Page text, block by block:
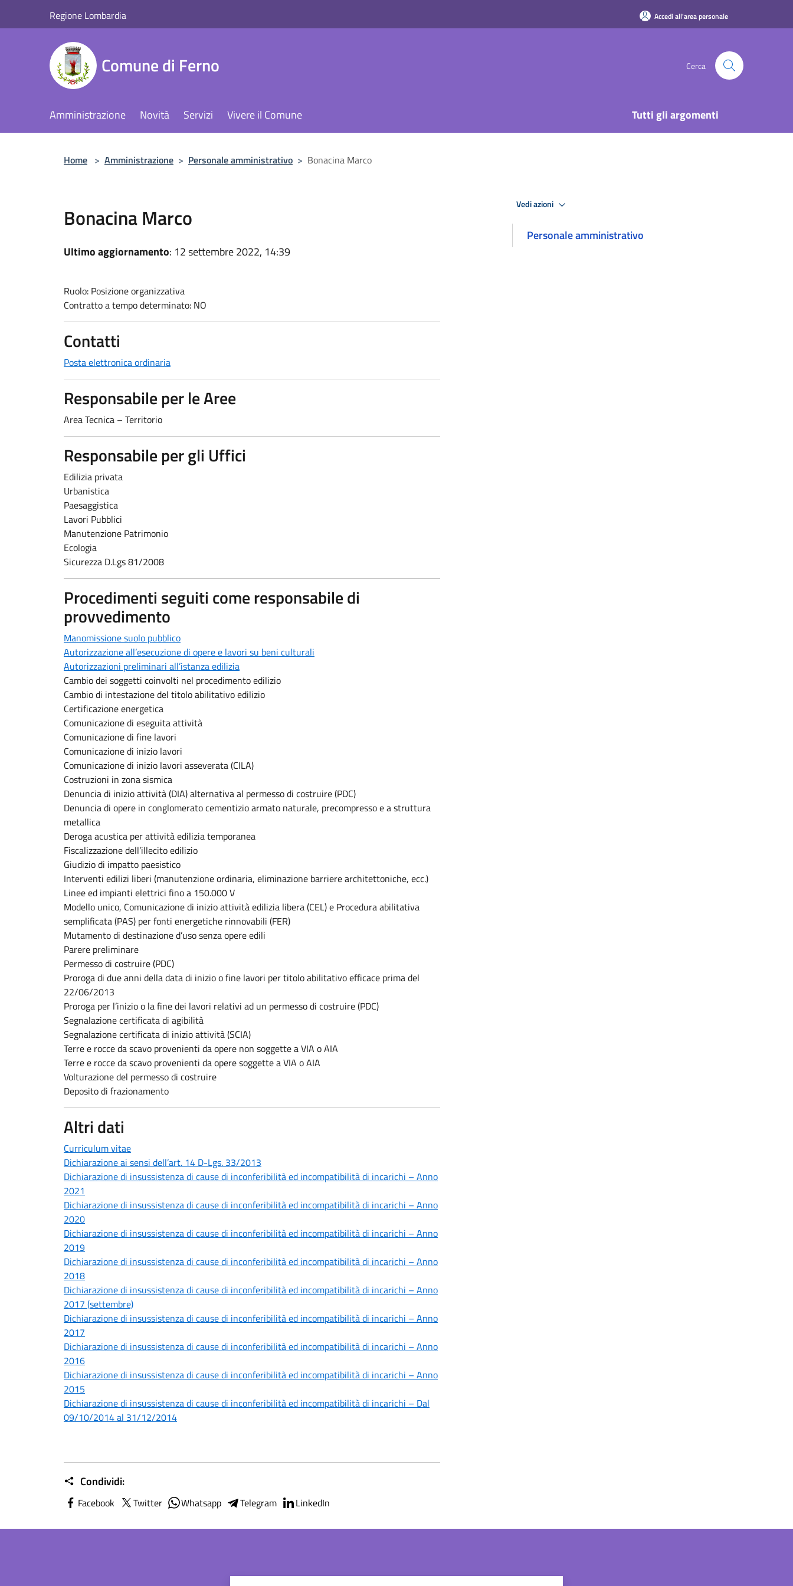
Regione Lombardia Accedi all'area personale
Comune di Ferno Cerca
Amministrazione Novità Servizi Vivere il Comune Tutti gli argomenti
Home > Amministrazione > Personale amministrativo > Bonacina Marco
Bonacina Marco
Ultimo aggiornamento: 12 settembre 2022, 14:39
Ruolo: Posizione organizzativa
Contratto a tempo determinato: NO
Contatti
Posta elettronica ordinaria
Responsabile per le Aree
Area Tecnica – Territorio
Responsabile per gli Uffici
Edilizia privata
Urbanistica
Paesaggistica
Lavori Pubblici
Manutenzione Patrimonio
Ecologia
Sicurezza D.Lgs 81/2008
Procedimenti seguiti come responsabile di
provvedimento
Manomissione suolo pubblico
Autorizzazione all’esecuzione di opere e lavori su beni culturali
Autorizzazioni preliminari all’istanza edilizia
Cambio dei soggetti coinvolti nel procedimento edilizio
Cambio di intestazione del titolo abilitativo edilizio
Certificazione energetica
Comunicazione di eseguita attività
Comunicazione di fine lavori
Comunicazione di inizio lavori
Comunicazione di inizio lavori asseverata (CILA)
Costruzioni in zona sismica
Denuncia di inizio attività (DIA) alternativa al permesso di costruire (PDC)
Denuncia di opere in conglomerato cementizio armato naturale, precompresso e a struttura
metallica
Deroga acustica per attività edilizia temporanea
Fiscalizzazione dell’illecito edilizio
Giudizio di impatto paesistico
Interventi edilizi liberi (manutenzione ordinaria, eliminazione barriere architettoniche, ecc.)
Linee ed impianti elettrici fino a 150.000 V
Modello unico, Comunicazione di inizio attività edilizia libera (CEL) e Procedura abilitativa
semplificata (PAS) per fonti energetiche rinnovabili (FER)
Mutamento di destinazione d’uso senza opere edili
Parere preliminare
Permesso di costruire (PDC)
Proroga di due anni della data di inizio o fine lavori per titolo abilitativo efficace prima del
22/06/2013
Proroga per l’inizio o la fine dei lavori relativi ad un permesso di costruire (PDC)
Segnalazione certificata di agibilità
Segnalazione certificata di inizio attività (SCIA)
Terre e rocce da scavo provenienti da opere non soggette a VIA o AIA
Terre e rocce da scavo provenienti da opere soggette a VIA o AIA
Volturazione del permesso di costruire
Deposito di frazionamento
Altri dati
Curriculum vitae
Dichiarazione ai sensi dell’art. 14 D-Lgs. 33/2013
Dichiarazione di insussistenza di cause di inconferibilità ed incompatibilità di incarichi – Anno
2021
Dichiarazione di insussistenza di cause di inconferibilità ed incompatibilità di incarichi – Anno
2020
Dichiarazione di insussistenza di cause di inconferibilità ed incompatibilità di incarichi – Anno
2019
Dichiarazione di insussistenza di cause di inconferibilità ed incompatibilità di incarichi – Anno
2018
Dichiarazione di insussistenza di cause di inconferibilità ed incompatibilità di incarichi – Anno
2017 (settembre)
Dichiarazione di insussistenza di cause di inconferibilità ed incompatibilità di incarichi – Anno
2017
Dichiarazione di insussistenza di cause di inconferibilità ed incompatibilità di incarichi – Anno
2016
Dichiarazione di insussistenza di cause di inconferibilità ed incompatibilità di incarichi – Anno
2015
Dichiarazione di insussistenza di cause di inconferibilità ed incompatibilità di incarichi – Dal
09/10/2014 al 31/12/2014
Condividi:
Facebook Twitter Whatsapp Telegram LinkedIn
Vedi azioni
Personale amministrativo